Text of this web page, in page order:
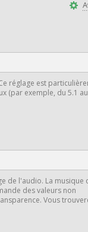
réglage est
(par exemple, du 5.1 au
de l'audio. La musique
des valeurs non
Vous